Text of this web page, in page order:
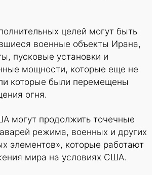
целей могут быть
военные объекты Ирана,
пусковые установки и
мощности, которые еще не
которые были перемещены
огня.
могут продолжить точечные
режима, военных и других
элементов», которые работают
мира на условиях США.